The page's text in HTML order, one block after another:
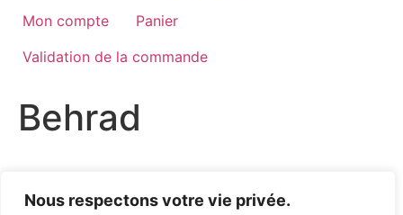
Nous respectons votre vie privée.
Mon compte
Panier
Validation de la commande
Behrad